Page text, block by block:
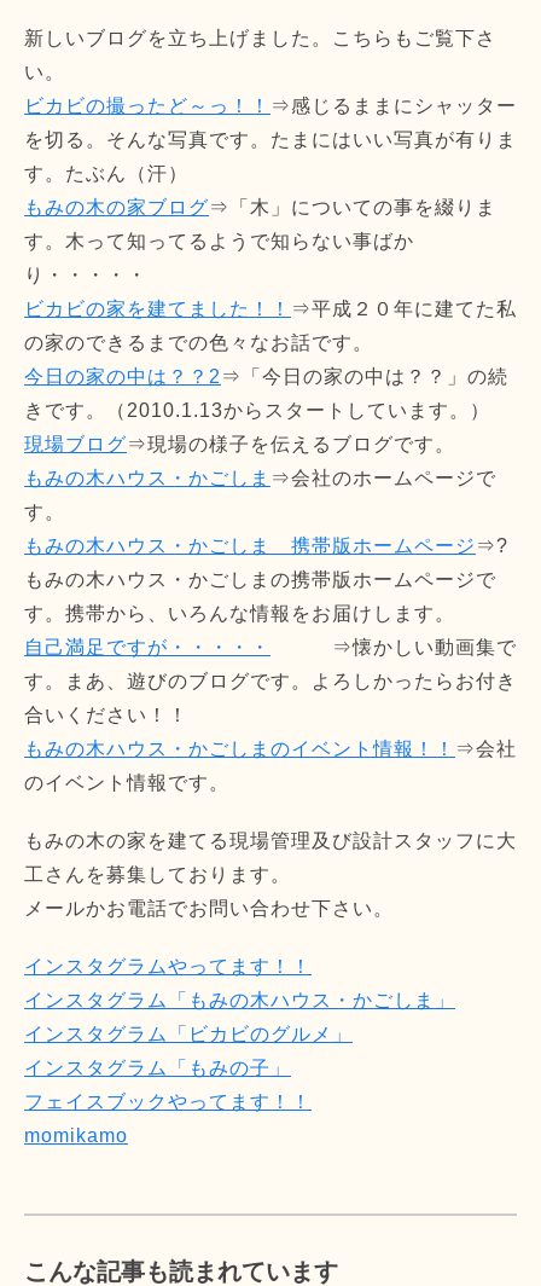
新しいブログを立ち上げました。こちらもご覧下さ
い。
ビカビの撮ったど～っ！！ ⇒感じるままにシャッター
を切る。そんな写真です。たまにはいい写真が有りま
す。たぶん（汗）
もみの木の家ブログ⇒「木」についての事を綴りま
す。木って知ってるようで知らない事ばか
り・・・・・
ビカビの家を建てました！！ ⇒平成２０年に建てた私
の家のできるまでの色々なお話です。
今日の家の中は？？2 ⇒「今日の家の中は？？」の続
きです。（2010.1.13からスタートしています。）
現場ブログ⇒現場の様子を伝えるブログです。
もみの木ハウス・かごしま ⇒会社のホームページで
す。
もみの木ハウス・かごしま 携帯版ホームページ ⇒?
もみの木ハウス・かごしまの携帯版ホームページで
す。携帯から、いろんな情報をお届けします。
自己満足ですが・・・・・
⇒懐かしい動画集で
す。まあ、遊びのブログです。よろしかったらお付き
合いください！！
もみの木ハウス・かごしまのイベント情報！！ ⇒会社
のイベント情報です。
もみの木の家を建てる現場管理及び設計スタッフに大
工さんを募集しております。
メールかお電話でお問い合わせ下さい。
インスタグラムやってます！！
インスタグラム「もみの木ハウス・かごしま」
インスタグラム「ビカビのグルメ」
インスタグラム「もみの子」
フェイスブックやってます！！
momikamo
こんな記事も読まれています